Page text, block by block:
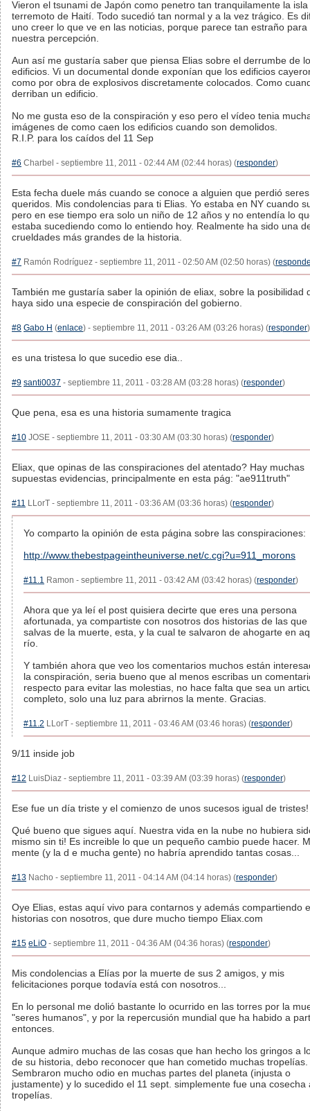
Vieron el tsunami de Japón como penetro tan tranquilamente la isla
terremoto de Haití. Todo sucedió tan normal y a la vez trágico. Es
uno creer lo que ve en las noticias, porque parece tan estraño para
nuestra percepción.
Aun así me gustaría saber que piensa Elias sobre el derrumbe de
edificios. Vi un documental donde exponían que los edificios
como por obra de explosivos discretamente colocados. Como
derriban un edificio.
No me gusta eso de la conspiración y eso pero el vídeo tenia
imágenes de como caen los edificios cuando son demolidos.
R.I.P. para los caídos del 11 Sep
#6 Charbel - septiembre 11, 2011 - 02:44 AM (02:44 horas) (responder)
Esta fecha duele más cuando se conoce a alguien que perdió seres
queridos. Mis condolencias para ti Elias. Yo estaba en NY cuando
pero en ese tiempo era solo un niño de 12 años y no entendía lo
estaba sucediendo como lo entiendo hoy. Realmente ha sido una
crueldades más grandes de la historia.
#7 Ramón Rodríguez - septiembre 11, 2011 - 02:50 AM (02:50 horas) (
También me gustaría saber la opinión de eliax, sobre la posibilidad
haya sido una especie de conspiración del gobierno.
#8 Gabo H (enlace) - septiembre 11, 2011 - 03:26 AM (03:26 horas) (responder)
es una tristesa lo que sucedio ese dia..
#9 santi0037 - septiembre 11, 2011 - 03:28 AM (03:28 horas) (responder)
Que pena, esa es una historia sumamente tragica
#10 JOSE - septiembre 11, 2011 - 03:30 AM (03:30 horas) (responder)
Eliax, que opinas de las conspiraciones del atentado? Hay muchas
supuestas evidencias, principalmente en esta pág: "ae911truth"
#11 LLorT - septiembre 11, 2011 - 03:36 AM (03:36 horas) (responder)
Yo comparto la opinión de esta página sobre las conspiraciones:
http://www.thebestpageintheuniverse.net/c.cgi?u=911_morons
#11.1 Ramon - septiembre 11, 2011 - 03:42 AM (03:42 horas) (responder)
Ahora que ya leí el post quisiera decirte que eres una persona
afortunada, ya compartiste con nosotros dos historias de las que
salvas de la muerte, esta, y la cual te salvaron de ahogarte en
río.
Y también ahora que veo los comentarios muchos están
la conspiración, seria bueno que al menos escribas un
respecto para evitar las molestias, no hace falta que sea un
completo, solo una luz para abrirnos la mente. Gracias.
#11.2 LLorT - septiembre 11, 2011 - 03:46 AM (03:46 horas) (responder)
9/11 inside job
#12 LuisDiaz - septiembre 11, 2011 - 03:39 AM (03:39 horas) (responder)
Ese fue un día triste y el comienzo de unos sucesos igual de tristes!
Qué bueno que sigues aquí. Nuestra vida en la nube no hubiera
mismo sin ti! Es increible lo que un pequeño cambio puede hacer.
mente (y la d e mucha gente) no habría aprendido tantas cosas...
#13 Nacho - septiembre 11, 2011 - 04:14 AM (04:14 horas) (responder)
Oye Elias, estas aquí vivo para contarnos y además compartiendo
historias con nosotros, que dure mucho tiempo Eliax.com
#15 eLiO - septiembre 11, 2011 - 04:36 AM (04:36 horas) (responder)
Mis condolencias a Elías por la muerte de sus 2 amigos, y mis
felicitaciones porque todavía está con nosotros...
En lo personal me dolió bastante lo ocurrido en las torres por la
"seres humanos", y por la repercusión mundial que ha habido a
entonces.
Aunque admiro muchas de las cosas que han hecho los gringos a
de su historia, debo reconocer que han cometido muchas tropelías.
Sembraron mucho odio en muchas partes del planeta (injusta o
justamente) y lo sucedido el 11 sept. simplemente fue una cosecha
tropelías.